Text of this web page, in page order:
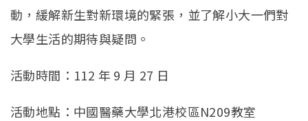
動，緩解新生對新環境的緊張，並了解小大一們對
大學生活的期待與疑問。
活動時間：112 年 9 月 27 日
活動地點：中國醫藥大學北港校區N209教室